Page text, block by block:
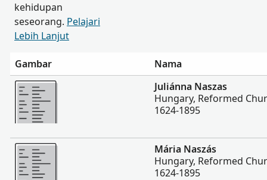
kehidupan
seseorang. Pelajari
Lebih Lanjut
Gambar
Nama
Lebih banyak
Juliánna Naszas
Hungary, Reformed
1624-1895
Lebih banyak
Mária Naszás
Hungary, Reformed
1624-1895